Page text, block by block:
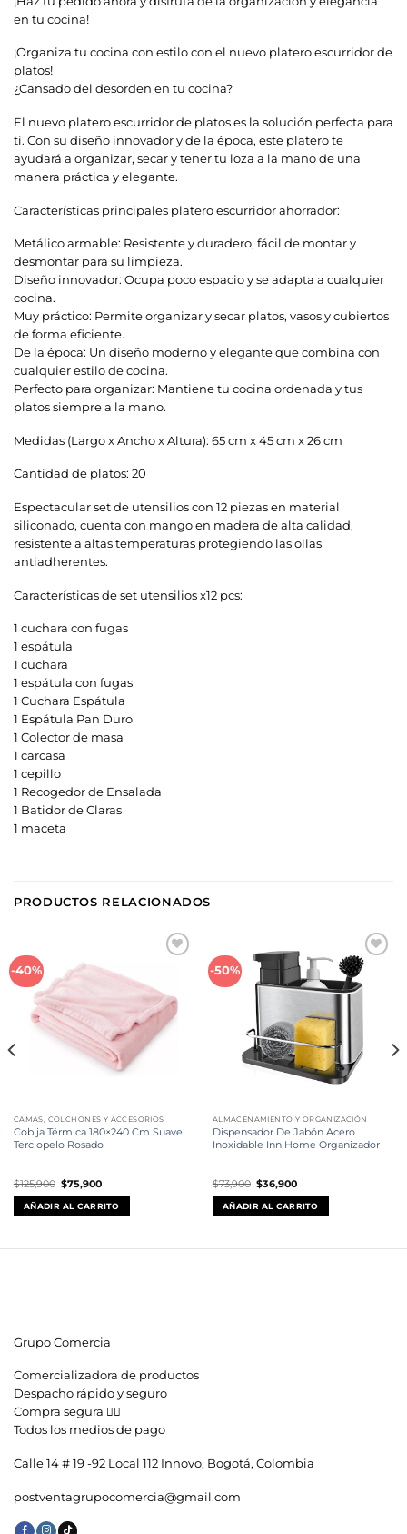
en tu cocina!
¡Organiza tu cocina con estilo con el nuevo platero escurridor de
platos!
¿Cansado del desorden en tu cocina?
El nuevo platero escurridor de platos es la solución perfecta para
ti. Con su diseño innovador y de la época, este platero te
ayudará a organizar, secar y tener tu loza a la mano de una
manera práctica y elegante.
Características principales platero escurridor ahorrador:
Metálico armable: Resistente y duradero, fácil de montar y
desmontar para su limpieza.
Diseño innovador: Ocupa poco espacio y se adapta a cualquier
cocina.
Muy práctico: Permite organizar y secar platos, vasos y cubiertos
de forma eficiente.
De la época: Un diseño moderno y elegante que combina con
cualquier estilo de cocina.
Perfecto para organizar: Mantiene tu cocina ordenada y tus
platos siempre a la mano.
Medidas (Largo x Ancho x Altura): 65 cm x 45 cm x 26 cm
Cantidad de platos: 20
Espectacular set de utensilios con 12 piezas en material
siliconado, cuenta con mango en madera de alta calidad,
resistente a altas temperaturas protegiendo las ollas
antiadherentes.
Características de set utensilios x12 pcs:
1 cuchara con fugas
1 espátula
1 cuchara
1 espátula con fugas
1 Cuchara Espátula
1 Espátula Pan Duro
1 Colector de masa
1 carcasa
1 cepillo
1 Recogedor de Ensalada
1 Batidor de Claras
1 maceta
PRODUCTOS RELACIONADOS
-40%
deseos
CAMAS, COLCHONES Y ACCESORIOS
Cobija Térmica 180×240 Cm Suave
Terciopelo Rosado
$125,900 El
precio
original
era:
$125,900.
$75,900El
actual
es:
$75,900.
AÑADIR AL CARRITO
-50%
Añadir
lista de
deseos
ALMACENAMIENTO Y ORGANIZACIÓN
Dispensador De Jabón Acero
Inoxidable Inn Home Organizador
$73,900 El
precio
original
era:
$73,900.
$36,900El
actual
es:
$36,900.
AÑADIR AL CARRITO
Grupo Comercia
Comercializadora de productos
Despacho rápido y seguro
Compra segura 👇🏼
Todos los medios de pago
Calle 14 # 19 -92 Local 112 Innovo, Bogotá, Colombia
postventagrupocomercia@gmail.com